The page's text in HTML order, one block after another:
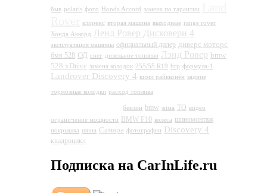
бмв polaris фото Honda Accord замена по гарантии
клиренс вторая машина выходные range rover
Хонда Аккорд
Ленд Ровер Дисковери 4
эксплуатация машины официальный дилер диверс моторс
бмв 528 ОД снег дизельное топливо Лэнд Ровер bmw
528 xDrive замена колодок 255/55 R19 brp формула-1
Landrover Discovery 4 кими райкконен задние
тормозные колодки расход топлива
бензин bmw зима ТО видео
ограничение мощности
BMW F10 колеса шиномонтаж
покрышка шина Самара фотографии Discovery 4
квадроцикл
Подписка на CarInLife.ru